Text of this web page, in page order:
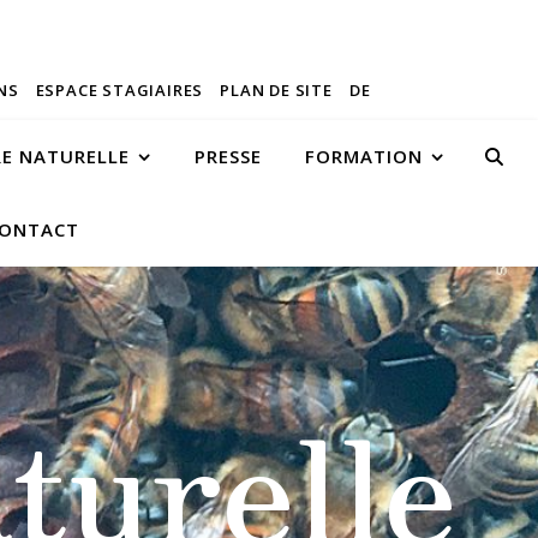
ESPACE STAGIAIRES PLAN DE SITE DE
NATURELLE PRESSE FORMATION